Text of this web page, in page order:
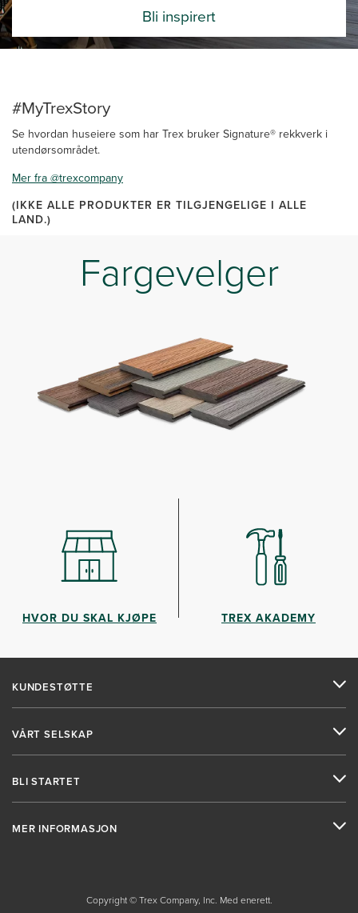
Bli inspirert
#MyTrexStory
Se hvordan huseiere som har Trex bruker Signature® rekkverk i
utendørsområdet.
Mer fra @trexcompany
(IKKE ALLE PRODUKTER ER TILGJENGELIGE I ALLE
LAND.)
Fargevelger
HVOR DU SKAL KJØPE TREX AKADEMY
KUNDESTØTTE
VÅRT SELSKAP
BLI STARTET
MER INFORMASJON
Copyright © Trex Company, Inc. Med enerett.